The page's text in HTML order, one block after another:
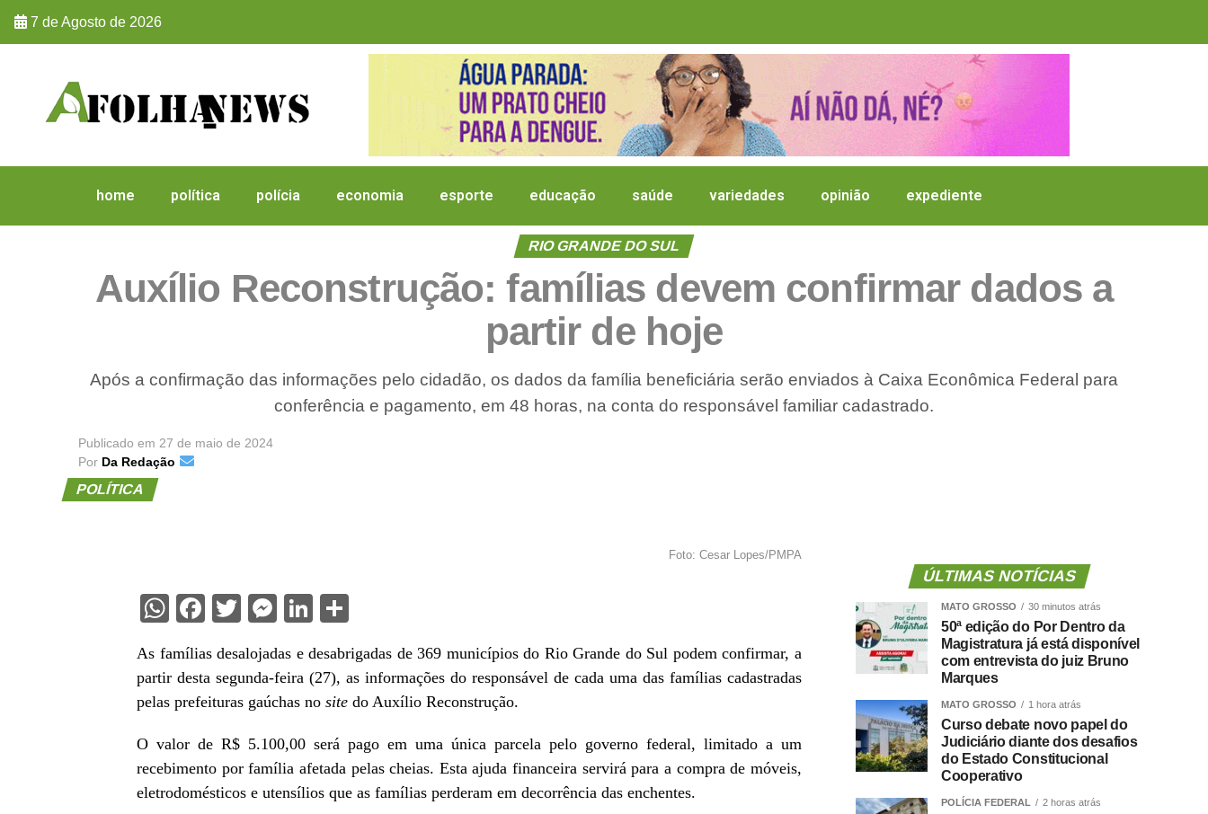
7 de Agosto de 2026
home política polícia economia esporte educação saúde variedades opinião expediente
RIO GRANDE DO SUL
Auxílio Reconstrução: famílias devem confirmar dados a
partir de hoje
Após a confirmação das informações pelo cidadão, os dados da família beneficiária serão enviados à Caixa Econômica Federal para
conferência e pagamento, em 48 horas, na conta do responsável familiar cadastrado.
Publicado em 27 de maio de 2024
Por Da Redação
POLÍTICA
Foto: Cesar Lopes/PMPA
WhatsApp
Facebook
TwitterMessenger
LinkedIn
As famílias desalojadas e desabrigadas de 369 municípios do Rio Grande do Sul podem confirmar, a
partir desta segunda-feira (27), as informações do responsável de cada uma das famílias cadastradas
pelas prefeituras gaúchas no site do Auxílio Reconstrução.
O valor de R$ 5.100,00 será pago em uma única parcela pelo governo federal, limitado a um
recebimento por família afetada pelas cheias. Esta ajuda financeira servirá para a compra de móveis,
eletrodomésticos e utensílios que as famílias perderam em decorrência das enchentes.
ÚLTIMAS NOTÍCIAS
MATO GROSSO 30 minutos atrás
50ª edição do Por Dentro da
Magistratura já está disponível
com entrevista do juiz Bruno
Marques
MATO GROSSO 1 hora atrás
Curso debate novo papel do
Judiciário diante dos desafios
do Estado Constitucional
Cooperativo
POLÍCIA FEDERAL 2 horas atrás